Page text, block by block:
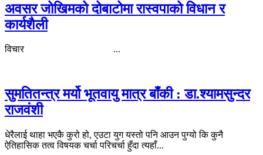
अवसर जोखिमको दोबाटोमा रास्वपाको विधान र
कार्यशैली
विचार ...
सुमतितन्त्र मर्यो भूतवायु मात्र बाँकी : डा.श्यामसुन्दर
राजवंशी
धेरैलाई थाहा भएकै कुरो हो, एउटा युग यस्तो पनि आउन पुग्यो कि कुनै
ऐतिहासिक तत्व विषयक चर्चा परिचर्चा हुँदा त्यहाँ...